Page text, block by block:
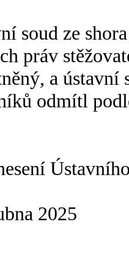
soud ze
práv
a
odmítl
2025